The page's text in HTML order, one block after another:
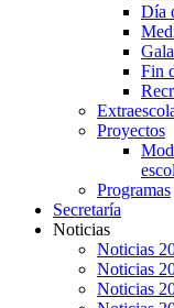
Día
Fin
Proyectos
Programas
Secretaría
Noticias
Noticias
Noticias
Noticias